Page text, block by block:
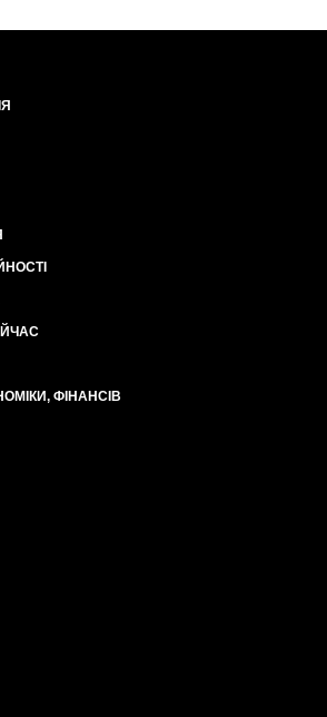
ФІНАНСІВ